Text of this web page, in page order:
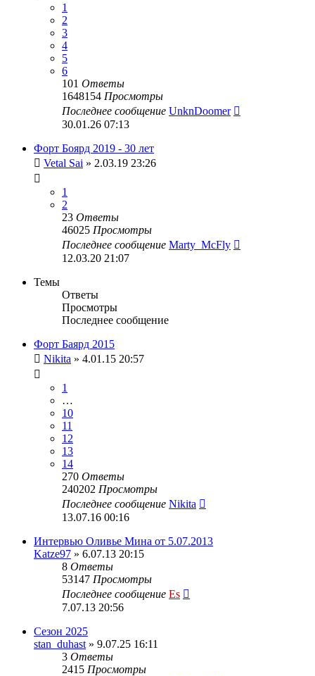
1
2
3
4
5
6
101 Ответы
1648154 Просмотры
Последнее сообщение UnknDoomer
30.01.26 07:13
Форт Боярд 2019 - 30 лет
Vetal Sai » 2.03.19 23:26
1
2
23 Ответы
46025 Просмотры
Последнее сообщение Marty_McFly
12.03.20 21:07
Темы
Ответы
Просмотры
Последнее сообщение
Форт Баярд 2015
Nikita » 4.01.15 20:57
1
…
10
11
12
13
14
270 Ответы
240202 Просмотры
Последнее сообщение Nikita
13.07.16 00:16
Интервью Оливье Мина от 5.07.2013
Katze97 » 6.07.13 20:15
8 Ответы
53147 Просмотры
Последнее сообщение Es
7.07.13 20:56
Сезон 2025
stan_duhast » 9.07.25 16:11
3 Ответы
2415 Просмотры